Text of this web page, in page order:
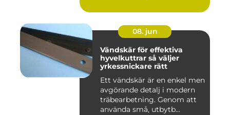
08. jun
Vändskär för effektiva
hyvelkuttrar så väljer
yrkessnickare rätt
Ett vändskär är en enkel men
avgörande detalj i modern
träbearbetning. Genom att
använda små, utbytb...